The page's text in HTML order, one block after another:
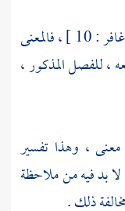
[ غافر : 10 ] ، فالمعنى
، للفصل المذكور ،
، وهذا تفسير
بد فيه من ملاحظة
ذلك .